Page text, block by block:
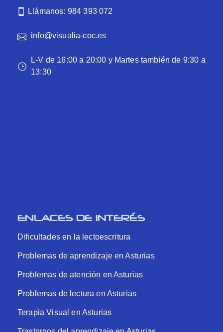
Llámanos: 984 393 072
info@visualia-coc.es
L-V de 16:00 a 20:00 y Martes también de 9:30 a
13:30
ENLACES DE INTERÉS
Dificultades en la lectoescritura
Problemas de aprendizaje en Asturias
Problemas de atención en Asturias
Problemas de lectura en Asturias
Terapia Visual en Asturias